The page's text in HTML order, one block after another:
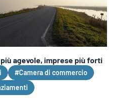
agevole, imprese più forti
#Camera di commercio